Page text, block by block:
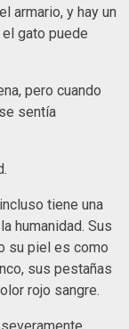
armario, y hay un
gato puede
pero cuando
sentía
tiene una
humanidad. Sus
su piel es como
sus pestañas
rojo sangre.